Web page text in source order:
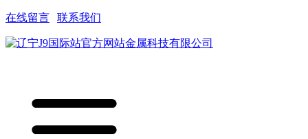
在线留言 联系我们